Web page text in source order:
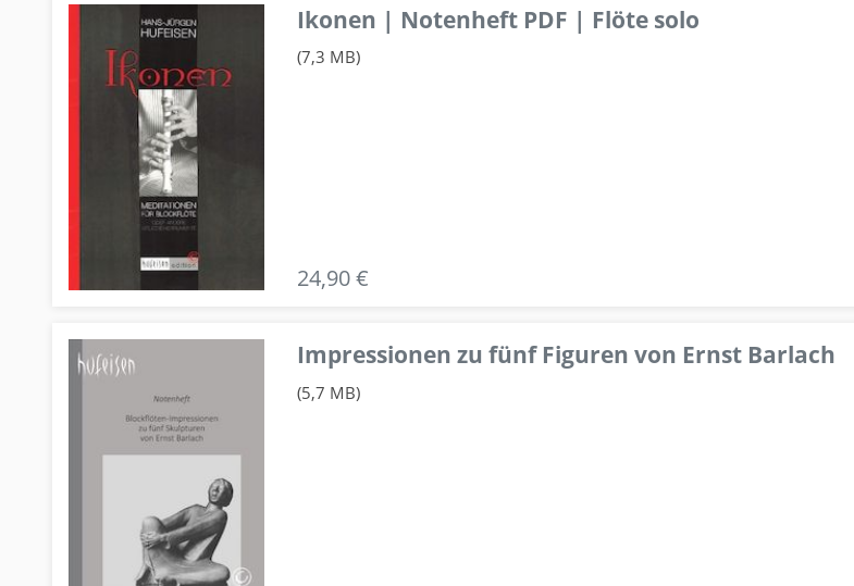
Ikonen | Notenheft PDF | Flöte solo
(7,3 MB)
24,90 €
Impressionen zu fünf Figuren von Ernst Barlach
(5,7 MB)